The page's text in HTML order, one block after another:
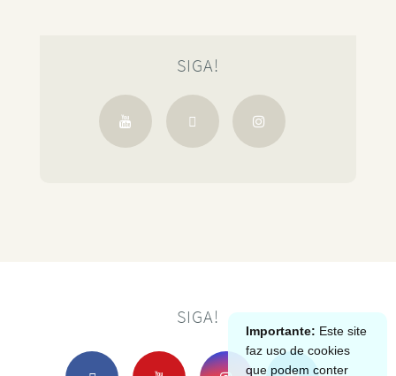
SIGA!
SIGA!
Importante: Este site
faz uso de cookies
que podem conter